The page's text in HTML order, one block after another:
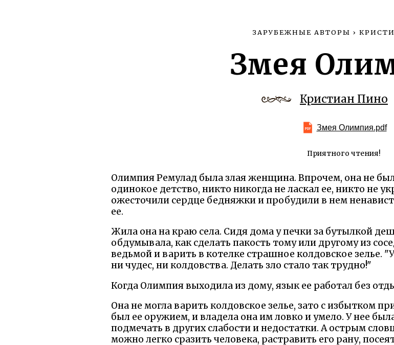
ЗАРУБЕЖНЫЕ АВТОРЫ ›
Змея
Кристиан Пино
Змея Олимпия.pdf
Приятного чтения!
Олимпия Ремулад была злая женщина. Впрочем, она не
одинокое детство, никто никогда не ласкал ее, никто не
ожесточили сердце бедняжки и пробудили в нем
ее.
Жила она на краю села. Сидя дома у печки за бутылкой
обдумывала, как сделать пакость тому или другому из
ведьмой и варить в котелке страшное колдовское зелье.
ни чудес, ни колдовства. Делать зло стало так трудно!"
Когда Олимпия выходила из дому, язык ее работал без
Она не могла варить колдовское зелье, зато с избытком
был ее оружием, и владела она им ловко и умело. У нее
подмечать в других слабости и недостатки. А острым
можно легко сразить человека, растравить его рану,